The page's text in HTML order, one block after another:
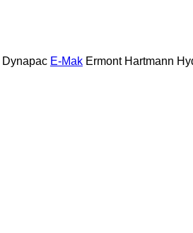
Dynapac E-Mak Ermont Hartmann